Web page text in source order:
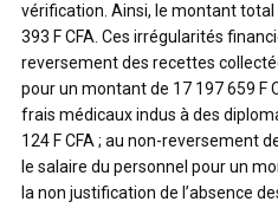
vérification. Ainsi, le montant
393 F CFA. Ces irrégularités
reversement des recettes
pour un montant de 17 197 659 F
frais médicaux indus à des
124 F CFA ; au non-reversement
le salaire du personnel pour un
la non justification de l’absence